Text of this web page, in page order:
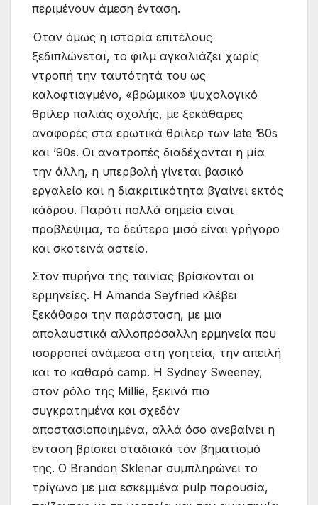
περιμένουν άμεση ένταση.
Όταν όμως η ιστορία επιτέλους
ξεδιπλώνεται, το φιλμ αγκαλιάζει χωρίς
ντροπή την ταυτότητά του ως
καλοφτιαγμένο, «βρώμικο» ψυχολογικό
θρίλερ παλιάς σχολής, με ξεκάθαρες
αναφορές στα ερωτικά θρίλερ των late ’80s
και ’90s. Οι ανατροπές διαδέχονται η μία
την άλλη, η υπερβολή γίνεται βασικό
εργαλείο και η διακριτικότητα βγαίνει εκτός
κάδρου. Παρότι πολλά σημεία είναι
προβλέψιμα, το δεύτερο μισό είναι γρήγορο
και σκοτεινά αστείο.
Στον πυρήνα της ταινίας βρίσκονται οι
ερμηνείες. Η Amanda Seyfried κλέβει
ξεκάθαρα την παράσταση, με μια
απολαυστικά αλλοπρόσαλλη ερμηνεία που
ισορροπεί ανάμεσα στη γοητεία, την απειλή
και το καθαρό camp. Η Sydney Sweeney,
στον ρόλο της Millie, ξεκινά πιο
συγκρατημένα και σχεδόν
αποστασιοποιημένα, αλλά όσο ανεβαίνει η
ένταση βρίσκει σταδιακά τον βηματισμό
της. Ο Brandon Sklenar συμπληρώνει το
τρίγωνο με μια εσκεμμένα pulp παρουσία,